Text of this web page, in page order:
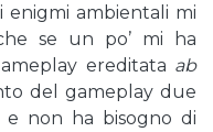
ambientali mi
se un po’ mi ha
ereditata ab
del gameplay due
non ha bisogno di